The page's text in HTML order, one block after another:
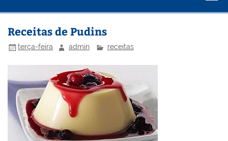
Receitas de Pudins
terça-feira admin receitas